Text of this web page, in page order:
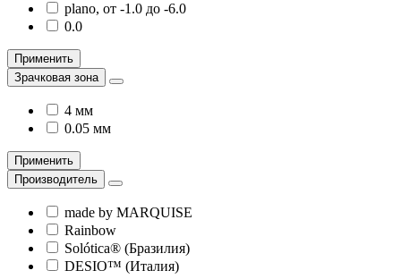
plano, от -1.0 до -6.0
0.0
Применить
Зрачковая зона
4 мм
0.05 мм
Применить
Производитель
made by MARQUISE
Rainbow
Solótica® (Бразилия)
DESIO™ (Италия)